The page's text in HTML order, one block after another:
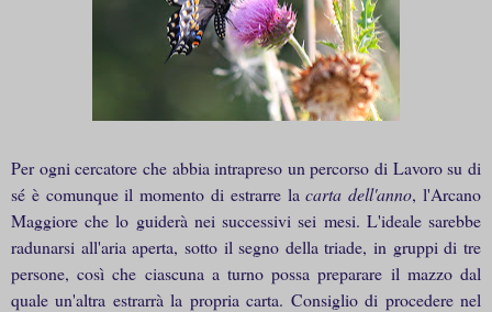
Per ogni cercatore che abbia intrapreso un percorso di Lavoro su di
sé è comunque il momento di estrarre lacarta dell'anno, l'Arcano
Maggiore che lo guiderà nei successivi sei mesi. L'ideale sarebbe
radunarsi all'aria aperta, sotto il segno della triade, in gruppi di tre
persone, così che ciascuna a turno possa preparare il mazzo dal
quale un'altra estrarrà la propria carta. Consiglio di procedere nel